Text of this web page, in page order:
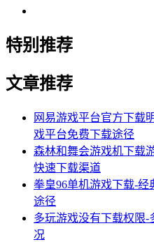
特别推荐
文章推荐
网易游戏平台官方下载
戏平台免费下载途径
森林和舞会游戏机下载
快速下载渠道
拳皇96单机游戏下载-经
途径
多玩游戏没有下载权限
况